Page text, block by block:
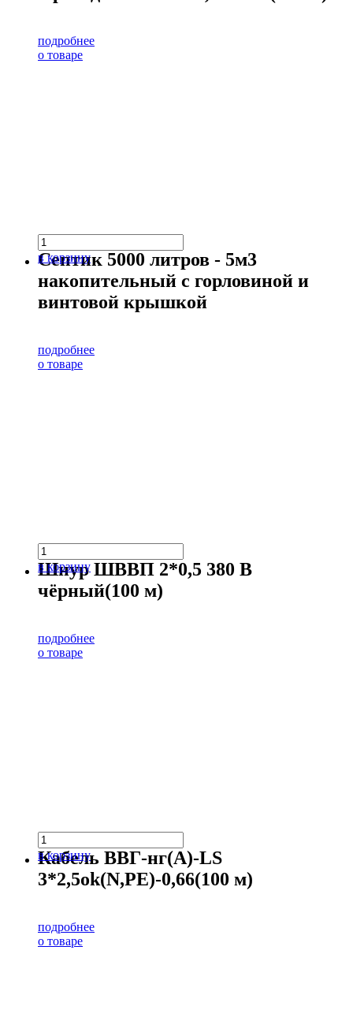
подробнее
о товаре
в корзину
Септик 5000 литров - 5м3
накопительный с горловиной и
винтовой крышкой
подробнее
о товаре
в корзину
Шнур ШВВП 2*0,5 380 В
чёрный(100 м)
подробнее
о товаре
в корзину
Кабель ВВГ-нг(А)-LS
3*2,5ok(N,PE)-0,66(100 м)
подробнее
о товаре